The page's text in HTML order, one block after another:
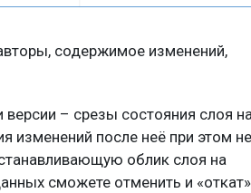
содержимое изменений,
– срезы состояния слоя
изменений после неё при этом не
облик слоя на
сможете отменить и